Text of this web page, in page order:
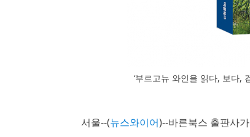
‘부르고뉴 와인을 읽다, 보다,
서울--(뉴스와이어)--바른북스 출판사